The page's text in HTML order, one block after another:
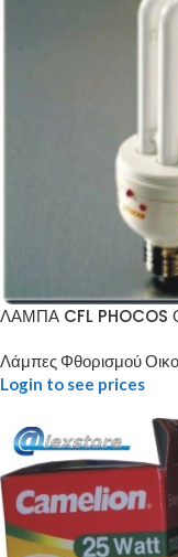
ΛΑΜΠΑ CFL PHOCOS
Λάμπες Φθορισμού
Login to see prices